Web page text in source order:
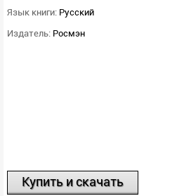
Язык книги: Русский
Издатель: Росмэн
Купить и скачать